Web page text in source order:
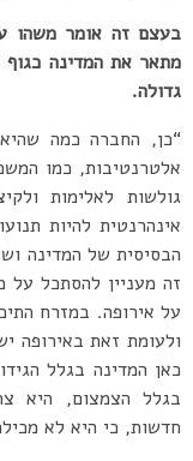
בעצם זה אומר משהו
מתאר את המדינה
גדולה.
“כן, החברה כמה שהיא
אלטרנטיבות, כמו
גולשות לאלימות
אינהרנטית להיות
הבסיסית של המדינה
זה מעניין להסתכל על
על אירופה. במזרח
ולעומת זאת באירופה
כאן המדינה בגלל
בגלל הצמצום, היא
חדשות, כי היא לא